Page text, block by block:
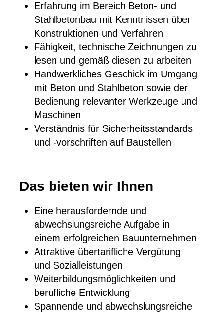
Erfahrung im Bereich Beton- und
Stahlbetonbau mit Kenntnissen über
Konstruktionen und Verfahren
Fähigkeit, technische Zeichnungen zu
lesen und gemäß diesen zu arbeiten
Handwerkliches Geschick im Umgang
mit Beton und Stahlbeton sowie der
Bedienung relevanter Werkzeuge und
Maschinen
Verständnis für Sicherheitsstandards
und -vorschriften auf Baustellen
Das bieten wir Ihnen
Eine herausfordernde und
abwechslungsreiche Aufgabe in
einem erfolgreichen Bauunternehmen
Attraktive übertarifliche Vergütung
und Sozialleistungen
Weiterbildungsmöglichkeiten und
berufliche Entwicklung
Spannende und abwechslungsreiche